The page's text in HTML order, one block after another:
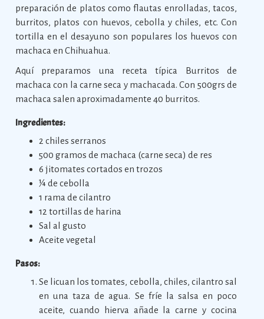
preparación de platos como flautas enrolladas, tacos,
burritos, platos con huevos, cebolla y chiles, etc. Con
tortilla en el desayuno son populares los huevos con
machaca en Chihuahua.
Aquí preparamos una receta típica Burritos de
machaca con la carne seca y machacada. Con 500grs de
machaca salen aproximadamente 40 burritos.
Ingredientes:
2 chiles serranos
500 gramos de machaca (carne seca) de res
6 jitomates cortados en trozos
¼ de cebolla
1 rama de cilantro
12 tortillas de harina
Sal al gusto
Aceite vegetal
Pasos:
Se licuan los tomates, cebolla, chiles, cilantro sal
en una taza de agua. Se fríe la salsa en poco
aceite, cuando hierva añade la carne y cocina